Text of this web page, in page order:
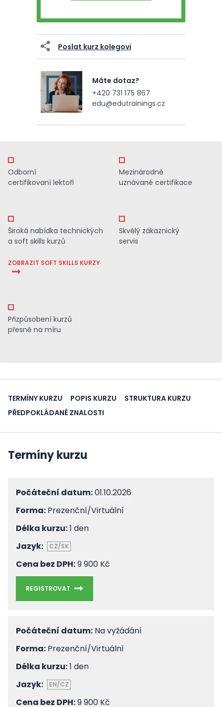
Poslat kurz kolegovi
Máte dotaz?
+420 731 175 867
edu@edutrainings.cz
Odborní
certifikovaní lektoři
Mezinárodně
uznávané certifikace
Široká nabídka technických
a soft skills kurzů
ZOBRAZIT SOFT SKILLS KURZY
Skvělý zákaznický
servis
Přizpůsobení kurzů
přesně na míru
TERMÍNY KURZU POPIS KURZU
STRUKTURA KURZU
PŘEDPOKLÁDANÉ ZNALOSTI
Termíny kurzu
Počáteční datum:01.10.2026
Forma: Prezenční/Virtuální
Délka kurzu:1 den
Jazyk:
CZ/SK
Cena bez DPH:9 900 Kč
REGISTROVAT
Počáteční datum: Na vyžádání
Forma: Prezenční/Virtuální
Délka kurzu:1 den
Jazyk:
EN/CZ
Cena bez DPH:9 900 Kč